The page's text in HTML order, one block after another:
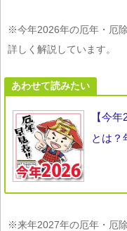
※今年2026年の厄年・厄
詳しく解説しています。
あわせて読みたい
【今
とは？
※来年2027年の厄年・厄